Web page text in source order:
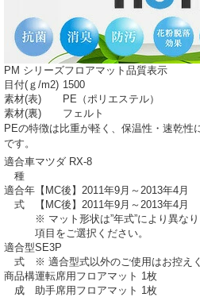
PM シリーズフロアマット品質表示
目付(ｇ/m2) 1500
素材(表)
PE（ポリエステル）
素材(裏)
フェルト
PEの特徴は比重が軽く、保温性・速乾性
です。
適合車
種
マツダ RX-8
適合年
式
【MC後】2011年9月～2013年4月
【MC後】2011年9月～2013年4月
※ マット形状は”年式”により異な
項目をご選択ください。
適合型
式
SE3P
※ 適合型式以外のご使用はお控え
商品構
成
運転席用フロアマット 1枚
助手席用フロアマット 1枚